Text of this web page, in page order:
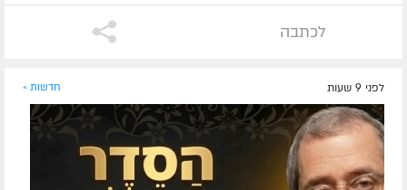
לכתבה
לפני 9 שעות חדשות »